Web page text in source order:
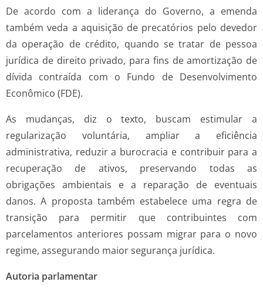
De acordo com a liderança do Governo, a emenda
também veda a aquisição de precatórios pelo devedor
da operação de crédito, quando se tratar de pessoa
jurídica de direito privado, para fins de amortização de
dívida contraída com o Fundo de Desenvolvimento
Econômico (FDE).
As mudanças, diz o texto, buscam estimular a
regularização voluntária, ampliar a eficiência
administrativa, reduzir a burocracia e contribuir para a
recuperação de ativos, preservando todas as
obrigações ambientais e a reparação de eventuais
danos. A proposta também estabelece uma regra de
transição para permitir que contribuintes com
parcelamentos anteriores possam migrar para o novo
regime, assegurando maior segurança jurídica.
Autoria parlamentar